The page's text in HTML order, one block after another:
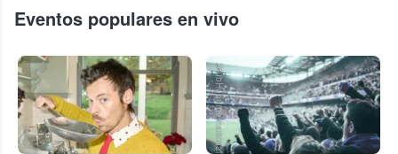
Eventos populares en vivo
... StubHub International